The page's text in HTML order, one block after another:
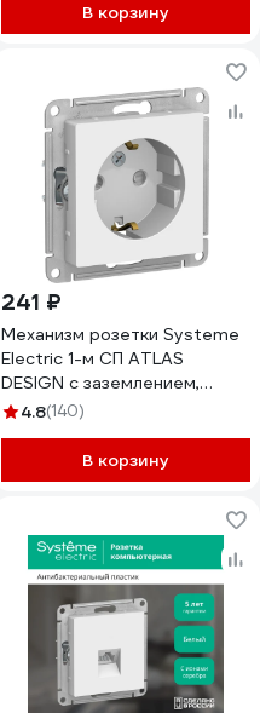
В корзину
241 ₽
Механизм розетки Systeme
Electric 1-м СП ATLAS
DESIGN с заземлением,
защитные шторки 16А белый
4.8(140)
В корзину